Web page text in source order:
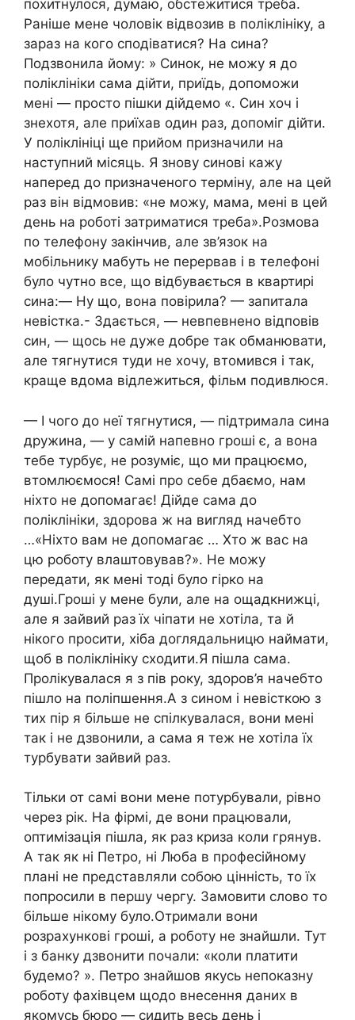
похитнулося, думаю, обстежитися треба.
Раніше мене чоловік відвозив в поліклініку, а
зараз на кого сподіватися? На сина?
Подзвонила йому: » Синок, не можу я до
поліклініки сама дійти, приїдь, допоможи
мені — просто пішки дійдемо «. Син хоч і
знехотя, але приїхав один раз, допоміг дійти.
У поліклініці ще прийом призначили на
наступний місяць. Я знову синові кажу
наперед до призначеного терміну, але на цей
раз він відмовив: «не можу, мама, мені в цей
день на роботі затриматися треба».Розмова
по телефону закінчив, але зв’язок на
мобільнику мабуть не перервав і в телефоні
було чутно все, що відбувається в квартирі
сина:— Ну що, вона повірила? — запитала
невістка.- Здається, — невпевнено відповів
син, — щось не дуже добре так обманювати,
але тягнутися туди не хочу, втомився і так,
краще вдома відлежиться, фільм подивлюся.
— І чого до неї тягнутися, — підтримала сина
дружина, — у самій напевно гроші є, а вона
тебе турбує, не розуміє, що ми працюємо,
втомлюємося! Самі про себе дбаємо, нам
ніхто не допомагає! Дійде сама до
поліклініки, здорова ж на вигляд начебто
…«Ніхто вам не допомагає … Хто ж вас на
цю роботу влаштовував?». Не можу
передати, як мені тоді було гірко на
душі.Гроші у мене були, але на ощадкнижці,
але я зайвий раз їх чіпати не хотіла, та й
нікого просити, хіба доглядальницю наймати,
щоб в поліклініку сходити.Я пішла сама.
Пролікувалася я з пів року, здоров’я начебто
пішло на поліпшення.А з сином і невісткою з
тих пір я більше не спілкувалася, вони мені
так і не дзвонили, а сама я теж не хотіла їх
турбувати зайвий раз.
Тільки от самі вони мене потурбували, рівно
через рік. На фірмі, де вони працювали,
оптимізація пішла, як раз криза коли грянув.
А так як ні Петро, ні Люба в професійному
плані не представляли собою цінність, то їх
попросили в першу чергу. Замовити слово то
більше нікому було.Отримали вони
розрахункові гроші, а роботу не знайшли. Тут
і з банку дзвонити почали: «коли платити
будемо? ». Петро знайшов якусь непоказну
роботу фахівцем щодо внесення даних в
якомусь бюро — сидить весь день і